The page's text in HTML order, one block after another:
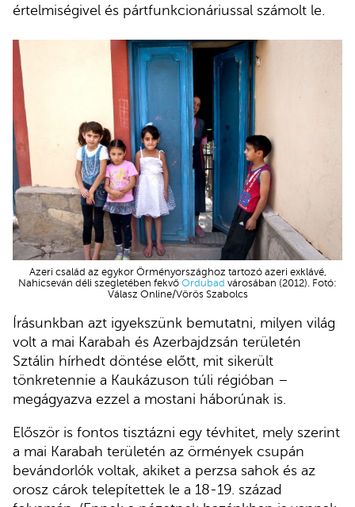
értelmiségivel és pártfunkcionáriussal számolt le.
Azeri család az egykor Örményországhoz tartozó azeri exklávé,
Nahicseván déli szegletében fekvő Ordubad városában (2012). Fotó:
Válasz Online/Vörös Szabolcs
Írásunkban azt igyekszünk bemutatni, milyen világ
volt a mai Karabah és Azerbajdzsán területén
Sztálin hírhedt döntése előtt, mit sikerült
tönkretennie a Kaukázuson túli régióban –
megágyazva ezzel a mostani háborúnak is.
Először is fontos tisztázni egy tévhitet, mely szerint
a mai Karabah területén az örmények csupán
bevándorlók voltak, akiket a perzsa sahok és az
orosz cárok telepítettek le a 18-19. század